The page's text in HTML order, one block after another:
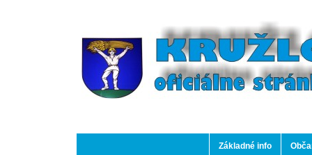
Základné info